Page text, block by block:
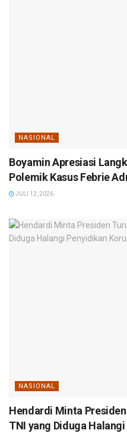
NASIONAL
Boyamin Apresiasi
Polemik Kasus Febrie
JULI 12, 2026
NASIONAL
Hendardi Minta
TNI yang Diduga